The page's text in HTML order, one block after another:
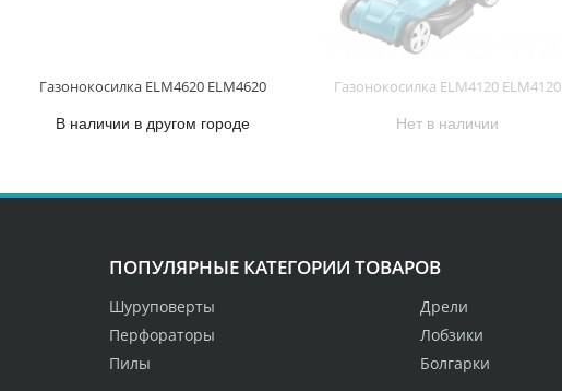
Газонокосилка ELM4620 ELM4620
В наличии в другом городе
Газонокосилка ELM4120 ELM4120
Нет в наличии
ПОПУЛЯРНЫЕ КАТЕГОРИИ ТОВАРОВ
Шуруповерты
Перфораторы
Пилы
Дрели
Лобзики
Болгарки